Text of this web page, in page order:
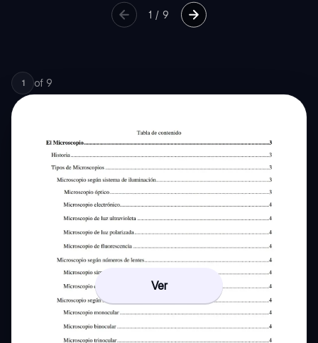
1 /9
1 of 9
Ver